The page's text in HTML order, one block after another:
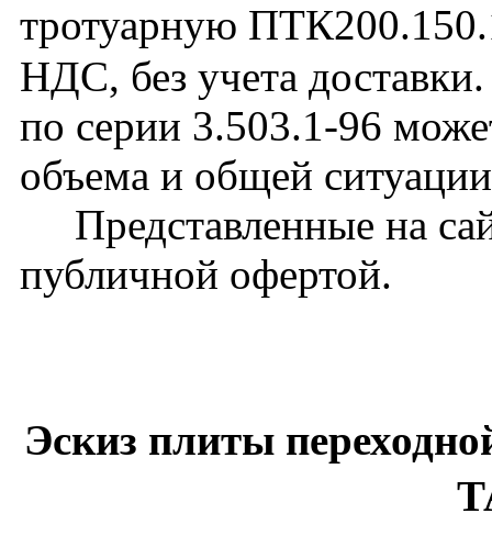
тротуарную
НДС, без учета
по серии 3.503.1-96
объема и общей
Представленные на
публичной офертой.
Эскиз плиты